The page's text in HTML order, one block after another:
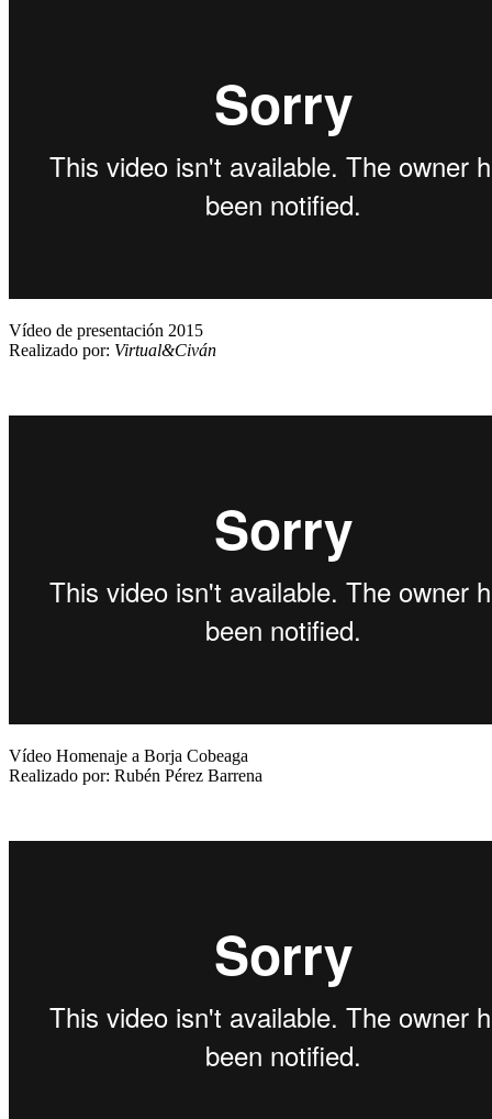
Vídeo de presentación 2015
Realizado por: Virtual&Civán
Vídeo Homenaje a Borja Cobeaga
Realizado por: Rubén Pérez Barrena